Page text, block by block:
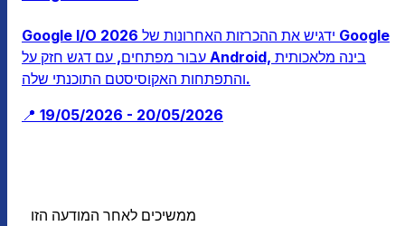
Google I/O 2026 ידגיש את ההכרזות האחרונות של Google
עבור מפתחים, עם דגש חזק על Android, בינה מלאכותית
והתפתחות האקוסיסטם התוכנתי שלה.
📍 19/05/2026 - 20/05/2026
ממשיכים לאחר המודעה הזו